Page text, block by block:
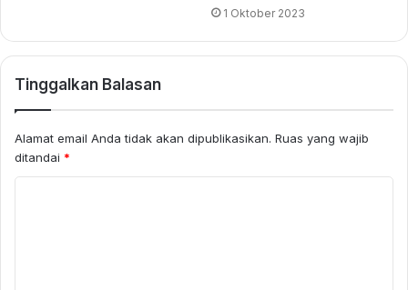
1 Oktober 2023
Tinggalkan Balasan
Alamat email Anda tidak akan dipublikasikan. Ruas yang wajib
ditandai *